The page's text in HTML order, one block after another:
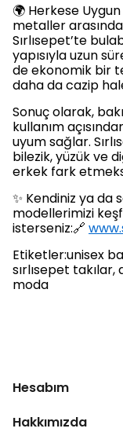
🌍 Herkese Uygun
metaller
Sırlısepet’te
yapısıyla uzun
de ekonomik bir
daha da cazip
Sonuç olarak,
kullanım
uyum sağlar.
bilezik, yüzük ve
erkek fark
✨ Kendiniz ya da
modellerimizi
isterseniz:🔗
Etiketler:unisex
sırlısepet takılar,
moda
Hesabım
Hakkımızda